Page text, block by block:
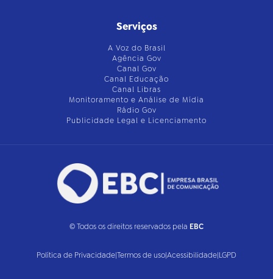
Serviços
A Voz do Brasil
Agência Gov
Canal Gov
Canal Educação
Canal Libras
Monitoramento e Análise de Mídia
Rádio Gov
Publicidade Legal e Licenciamento
© Todos os direitos reservados pela EBC
Política de Privacidade|Termos de uso|Acessibilidade|LGPD